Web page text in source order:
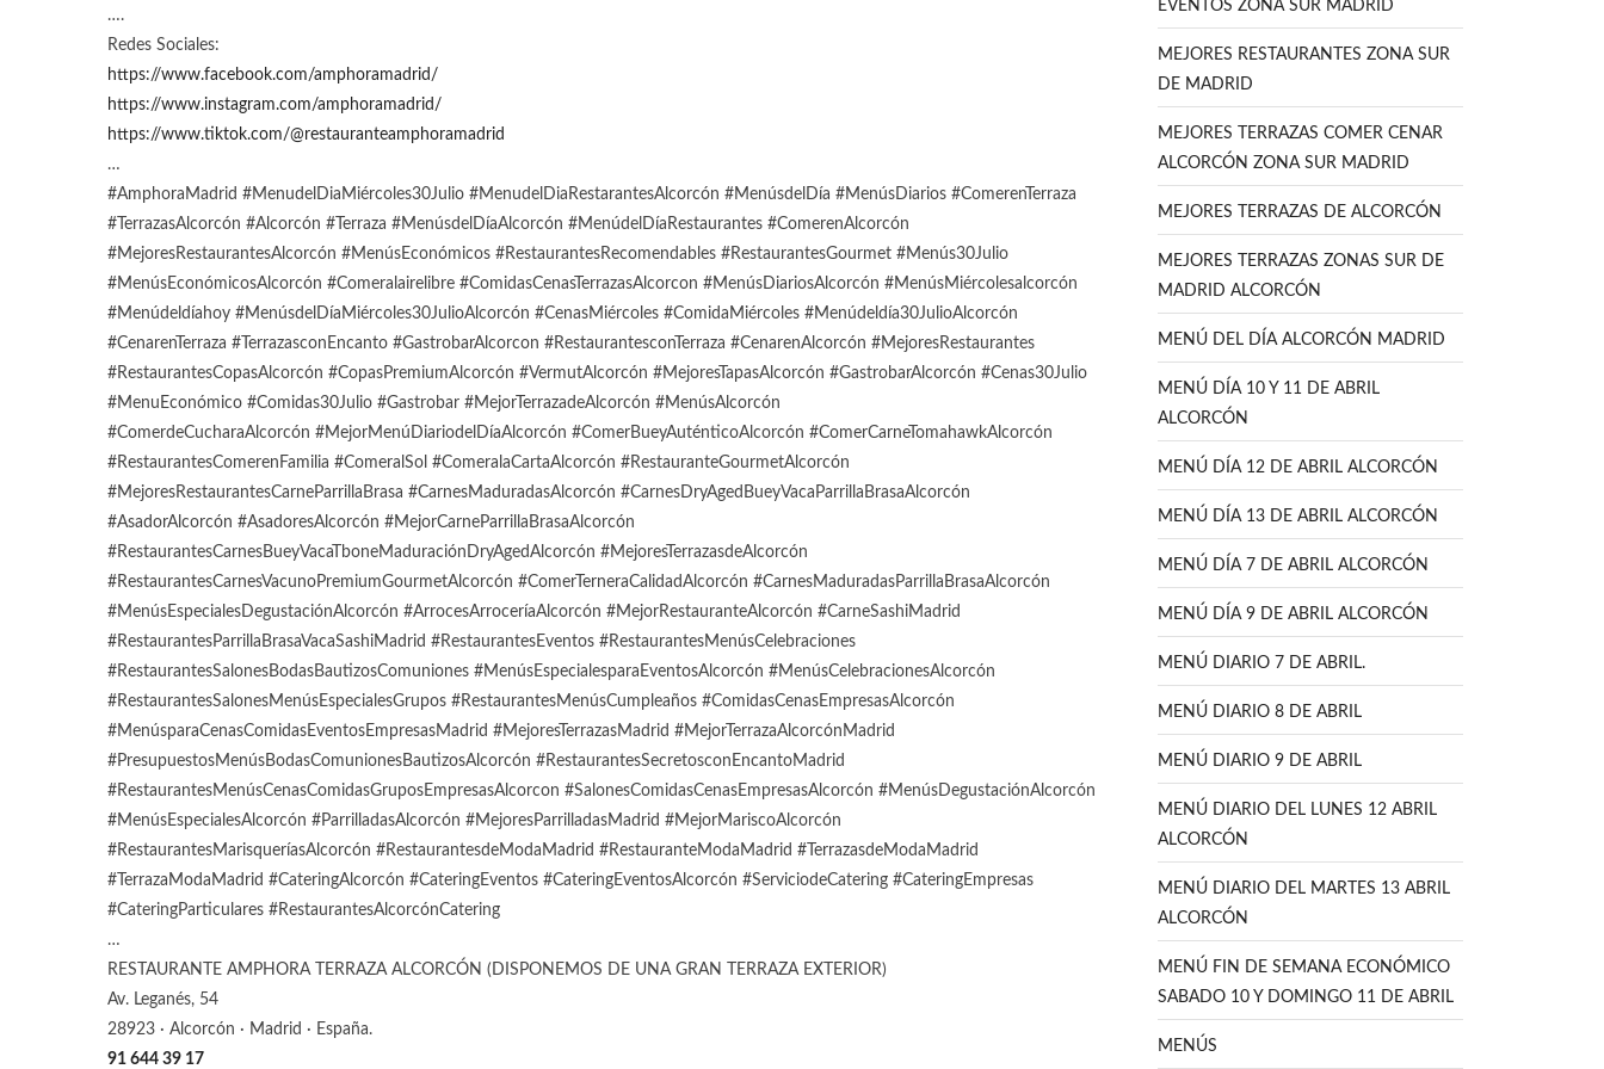
….
Redes Sociales:
https://www.facebook.com/amphoramadrid/
https://www.instagram.com/amphoramadrid/
https://www.tiktok.com/@restauranteamphoramadrid
…
#AmphoraMadrid #MenudelDiaMiércoles30Julio #MenudelDiaRestarantesAlcorcón #MenúsdelDía #MenúsDiarios #ComerenTerraza
#TerrazasAlcorcón #Alcorcón #Terraza #MenúsdelDíaAlcorcón #MenúdelDíaRestaurantes #ComerenAlcorcón
#MejoresRestaurantesAlcorcón #MenúsEconómicos #RestaurantesRecomendables #RestaurantesGourmet #Menús30Julio
#MenúsEconómicosAlcorcón #Comeralairelibre #ComidasCenasTerrazasAlcorcon #MenúsDiariosAlcorcón #MenúsMiércolesalcorcón
#Menúdeldíahoy #MenúsdelDíaMiércoles30JulioAlcorcón #CenasMiércoles #ComidaMiércoles #Menúdeldía30JulioAlcorcón
#CenarenTerraza #TerrazasconEncanto #GastrobarAlcorcon #RestaurantesconTerraza #CenarenAlcorcón #MejoresRestaurantes
#RestaurantesCopasAlcorcón #CopasPremiumAlcorcón #VermutAlcorcón #MejoresTapasAlcorcón #GastrobarAlcorcón #Cenas30Julio
#MenuEconómico #Comidas30Julio #Gastrobar #MejorTerrazadeAlcorcón #MenúsAlcorcón
#ComerdeCucharaAlcorcón #MejorMenúDiariodelDíaAlcorcón #ComerBueyAuténticoAlcorcón #ComerCarneTomahawkAlcorcón
#RestaurantesComerenFamilia #ComeralSol #ComeralaCartaAlcorcón #RestauranteGourmetAlcorcón
#MejoresRestaurantesCarneParrillaBrasa #CarnesMaduradasAlcorcón #CarnesDryAgedBueyVacaParrillaBrasaAlcorcón
#AsadorAlcorcón #AsadoresAlcorcón #MejorCarneParrillaBrasaAlcorcón
#RestaurantesCarnesBueyVacaTboneMaduraciónDryAgedAlcorcón #MejoresTerrazasdeAlcorcón
#RestaurantesCarnesVacunoPremiumGourmetAlcorcón #ComerTerneraCalidadAlcorcón #CarnesMaduradasParrillaBrasaAlcorcón
#MenúsEspecialesDegustaciónAlcorcón #ArrocesArroceríaAlcorcón #MejorRestauranteAlcorcón #CarneSashiMadrid
#RestaurantesParrillaBrasaVacaSashiMadrid #RestaurantesEventos #RestaurantesMenúsCelebraciones
#RestaurantesSalonesBodasBautizosComuniones #MenúsEspecialesparaEventosAlcorcón #MenúsCelebracionesAlcorcón
#RestaurantesSalonesMenúsEspecialesGrupos #RestaurantesMenúsCumpleaños #ComidasCenasEmpresasAlcorcón
#MenúsparaCenasComidasEventosEmpresasMadrid #MejoresTerrazasMadrid #MejorTerrazaAlcorcónMadrid
#PresupuestosMenúsBodasComunionesBautizosAlcorcón #RestaurantesSecretosconEncantoMadrid
#RestaurantesMenúsCenasComidasGruposEmpresasAlcorcon #SalonesComidasCenasEmpresasAlcorcón #MenúsDegustaciónAlcorcón
#MenúsEspecialesAlcorcón #ParrilladasAlcorcón #MejoresParrilladasMadrid #MejorMariscoAlcorcón
#RestaurantesMarisqueríasAlcorcón #RestaurantesdeModaMadrid #RestauranteModaMadrid #TerrazasdeModaMadrid
#TerrazaModaMadrid #CateringAlcorcón #CateringEventos #CateringEventosAlcorcón #ServiciodeCatering #CateringEmpresas
#CateringParticulares #RestaurantesAlcorcónCatering
…
RESTAURANTE AMPHORA TERRAZA ALCORCÓN (DISPONEMOS DE UNA GRAN TERRAZA EXTERIOR)
Av. Leganés, 54
28923 · Alcorcón · Madrid · España.
91 644 39 17
EVENTOS ZONA SUR MADRID
MEJORES RESTAURANTES ZONA SUR
DE MADRID
MEJORES TERRAZAS COMER CENAR
ALCORCÓN ZONA SUR MADRID
MEJORES TERRAZAS DE ALCORCÓN
MEJORES TERRAZAS ZONAS SUR DE
MADRID ALCORCÓN
MENÚ DEL DÍA ALCORCÓN MADRID
MENÚ DÍA 10 Y 11 DE ABRIL
ALCORCÓN
MENÚ DÍA 12 DE ABRIL ALCORCÓN
MENÚ DÍA 13 DE ABRIL ALCORCÓN
MENÚ DÍA 7 DE ABRIL ALCORCÓN
MENÚ DÍA 9 DE ABRIL ALCORCÓN
MENÚ DIARIO 7 DE ABRIL.
MENÚ DIARIO 8 DE ABRIL
MENÚ DIARIO 9 DE ABRIL
MENÚ DIARIO DEL LUNES 12 ABRIL
ALCORCÓN
MENÚ DIARIO DEL MARTES 13 ABRIL
ALCORCÓN
MENÚ FIN DE SEMANA ECONÓMICO
SABADO 10 Y DOMINGO 11 DE ABRIL
MENÚS